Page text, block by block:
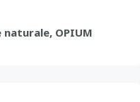
OPIUM